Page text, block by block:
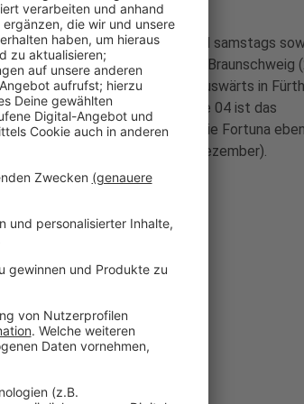
jeweils zweimal freitags und samstags
sind das Auswärtsspiel in Braunschweig
Wiesbaden (3. November). Auswärts in
Das Heimduell gegen Schalke 04 ist das
Eine Woche später muss die Fortuna
antreten. (Samstag, 2. Dezember).
Thema: